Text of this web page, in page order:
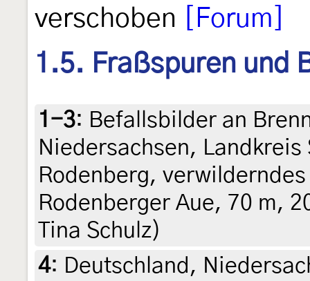
verschoben
[Forum]
1.5. Fraßspuren und
1-3: Befallsbilder an
Niedersachsen,
Rodenberg,
Rodenberger Aue, 70 m,
Tina Schulz)
4: Deutschland,